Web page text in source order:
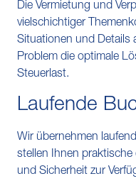
Die Vermietung und
vielschichtiger
Situationen und Details
Problem die optimale
Steuerlast.
Laufende
Wir übernehmen
stellen Ihnen praktische
und Sicherheit zur